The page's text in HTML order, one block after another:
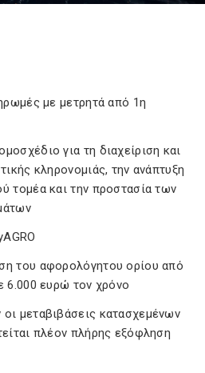
με μετρητά από 1η
για τη διαχείριση και
κληρονομιάς, την ανάπτυξη
τομέα και την προστασία των
του αφορολόγητου ορίου από
6.000 ευρώ τον χρόνο
μεταβιβάσεις κατασχεμένων
πλέον πλήρης εξόφληση